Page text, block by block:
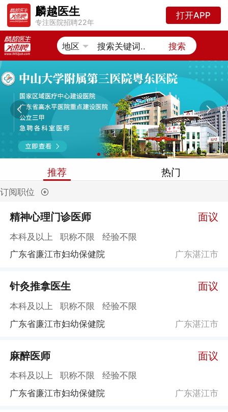
麟越医生
专注医院招聘22年
打开APP
搜索
 
推荐 热门
订阅职位
精神心理门诊医师 面议
本科及以上 职称不限
经验不限
广东省廉江市妇幼保健院
广东湛江市
针灸推拿医生 面议
本科及以上 职称不限
经验不限
广东省廉江市妇幼保健院
广东湛江市
麻醉医师 面议
本科及以上 职称不限
经验不限
广东省廉江市妇幼保健院
广东湛江市